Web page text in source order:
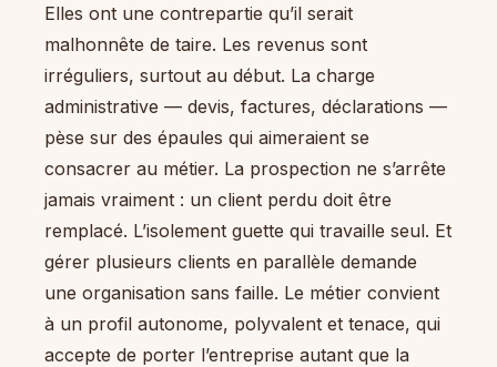
Elles ont une contrepartie qu’il serait
malhonnête de taire. Les revenus sont
irréguliers, surtout au début. La charge
administrative — devis, factures, déclarations —
pèse sur des épaules qui aimeraient se
consacrer au métier. La prospection ne s’arrête
jamais vraiment : un client perdu doit être
remplacé. L’isolement guette qui travaille seul. Et
gérer plusieurs clients en parallèle demande
une organisation sans faille. Le métier convient
à un profil autonome, polyvalent et tenace, qui
accepte de porter l’entreprise autant que la